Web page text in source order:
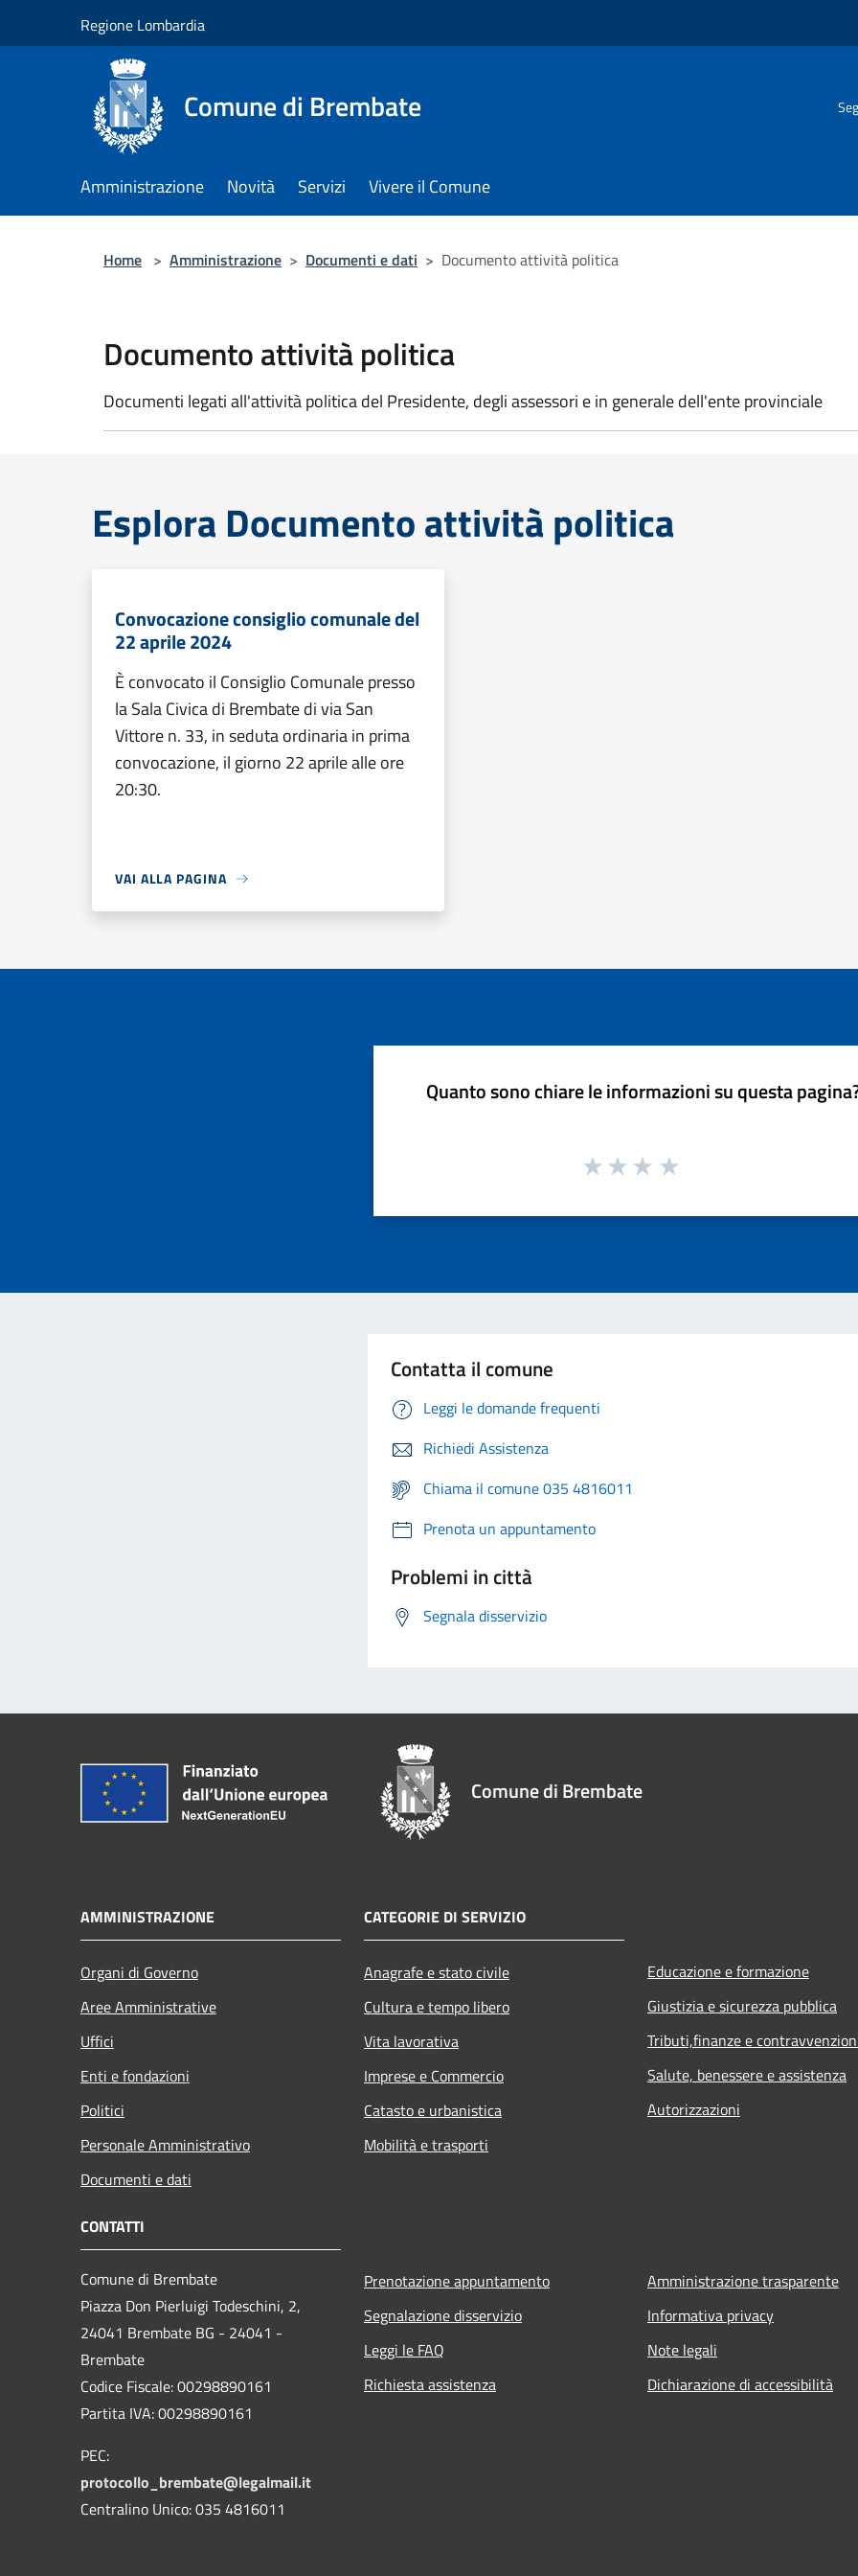
Regione Lombardia
Comune di Brembate
Amministrazione Novità Servizi Vivere il Comune
Home > Amministrazione > Documenti e dati > Documento attività politica
Documento attività politica
Documenti legati all'attività politica del Presidente, degli assessori e in generale dell'ente provinciale
Esplora Documento attività politica
Convocazione consiglio comunale del
22 aprile 2024
È convocato il Consiglio Comunale presso
la Sala Civica di Brembate di via San
Vittore n. 33, in seduta ordinaria in prima
convocazione, il giorno 22 aprile alle ore
20:30.
VAI ALLA PAGINA
Quanto sono chiare le informazioni su questa
Contatta il comune
Leggi le domande frequenti
Richiedi Assistenza
Chiama il comune 035 4816011
Prenota un appuntamento
Problemi in città
Segnala disservizio
Comune di Brembate
AMMINISTRAZIONE
Organi di Governo
Aree Amministrative
Uffici
Enti e fondazioni
Politici
Personale Amministrativo
Documenti e dati
CATEGORIE DI SERVIZIO
Anagrafe e stato civile
Cultura e tempo libero
Vita lavorativa
Imprese e Commercio
Catasto e urbanistica
Mobilità e trasporti
Educazione e formazione
Giustizia e sicurezza pubblica
Tributi,finanze e
Salute, benessere e assistenza
Autorizzazioni
CONTATTI
Comune di Brembate
Piazza Don Pierluigi Todeschini, 2,
24041 Brembate BG - 24041 -
Brembate
Codice Fiscale: 00298890161
Partita IVA: 00298890161
PEC:
protocollo_brembate@legalmail.it
Centralino Unico: 035 4816011
Prenotazione appuntamento
Segnalazione disservizio
Leggi le FAQ
Richiesta assistenza
Amministrazione trasparente
Informativa privacy
Note legali
Dichiarazione di accessibilità